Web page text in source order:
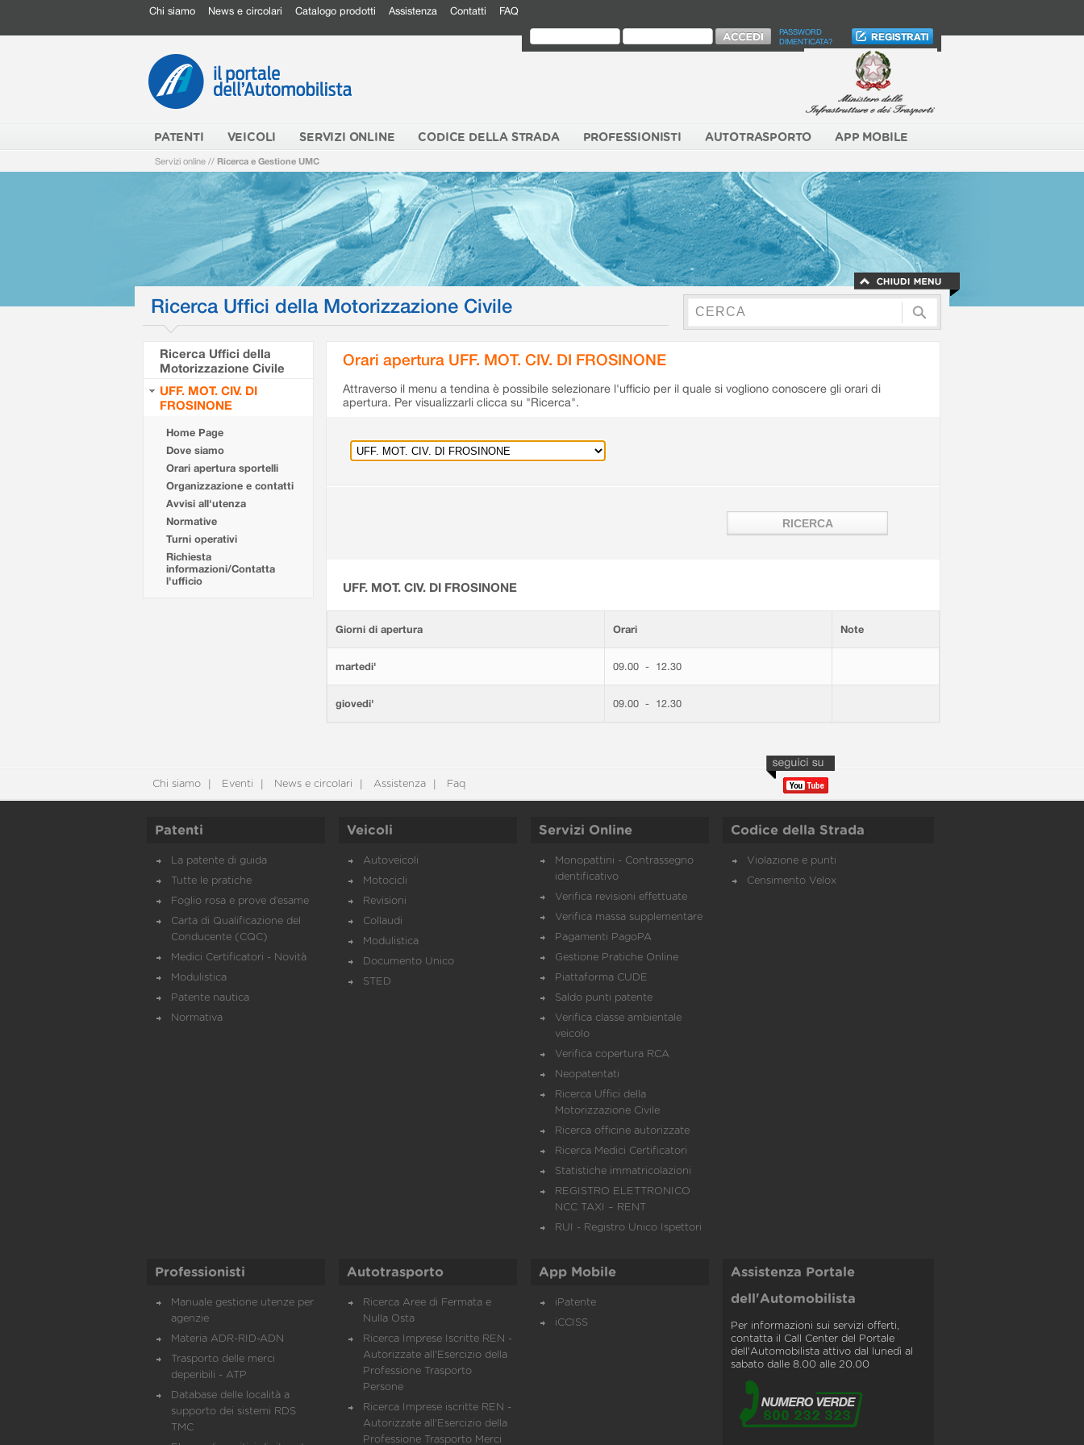
Chi siamo News e circolari Catalogo prodotti Assistenza Contatti FAQ
PASSWORD
DIMENTICATA?
PATENTI VEICOLI SERVIZI ONLINE CODICE DELLA STRADA PROFESSIONISTI AUTOTRASPORTO APP MOBILE
Servizi online // Ricerca e Gestione UMC
Ricerca Uffici della Motorizzazione Civile
Ricerca Uffici della
Motorizzazione Civile
UFF. MOT. CIV. DI
FROSINONE
Home Page
Dove siamo
Orari apertura sportelli
Organizzazione e contatti
Avvisi all'utenza
Normative
Turni operativi
Richiesta
informazioni/Contatta
l'ufficio
Orari apertura UFF. MOT. CIV. DI FROSINONE
Attraverso il menu a tendina è possibile selezionare l'ufficio per il quale si vogliono conoscere gli orari di
apertura. Per visualizzarli clicca su "Ricerca".
UFF. MOT. CIV. DI FROSINONE
Giorni di apertura Orari Note
martedi' 09.00 - 12.30
giovedi' 09.00 - 12.30
Chi siamo Eventi News e circolari Assistenza Faq
Patenti
La patente di guida
Tutte le pratiche
Foglio rosa e prove d’esame
Carta di Qualificazione del
Conducente (CQC)
Medici Certificatori - Novità
Modulistica
Patente nautica
Normativa
Veicoli
Autoveicoli
Motocicli
Revisioni
Collaudi
Modulistica
Documento Unico
STED
Servizi Online
Monopattini - Contrassegno
identificativo
Verifica revisioni effettuate
Verifica massa supplementare
Pagamenti PagoPA
Gestione Pratiche Online
Piattaforma CUDE
Saldo punti patente
Verifica classe ambientale
veicolo
Verifica copertura RCA
Neopatentati
Ricerca Uffici della
Motorizzazione Civile
Ricerca officine autorizzate
Ricerca Medici Certificatori
Statistiche immatricolazioni
REGISTRO ELETTRONICO
NCC TAXI – RENT
RUI - Registro Unico Ispettori
Codice della Strada
Violazione e punti
Censimento Velox
Professionisti
Manuale gestione utenze per
agenzie
Materia ADR-RID-ADN
Trasporto delle merci
deperibili - ATP
Database delle località a
supporto dei sistemi RDS
TMC
Autotrasporto
Ricerca Aree di Fermata e
Nulla Osta
Ricerca Imprese Iscritte REN -
Autorizzate all'Esercizio della
Professione Trasporto
Persone
Ricerca Imprese iscritte REN -
Autorizzate all'Esercizio della
Professione Trasporto Merci
App Mobile
iPatente
iCCISS
Assistenza Portale
dell'Automobilista
Per informazioni sui servizi offerti,
contatta il Call Center del Portale
dell'Automobilista attivo dal lunedì al
sabato dalle 8.00 alle 20.00